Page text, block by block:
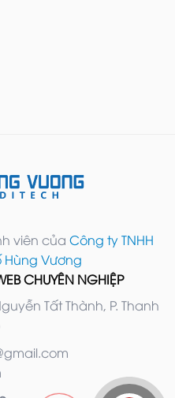
viên của Công ty TNHH
Hùng Vương
CHUYÊN NGHIỆP
Tất Thành, P. Thanh